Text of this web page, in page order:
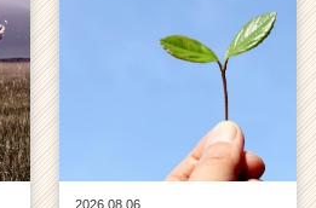
2026.08.06